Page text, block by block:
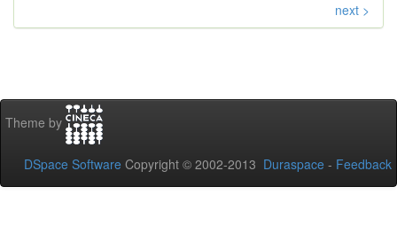
next >
Theme by
DSpace Software Copyright © 2002-2013 Duraspace - Feedback